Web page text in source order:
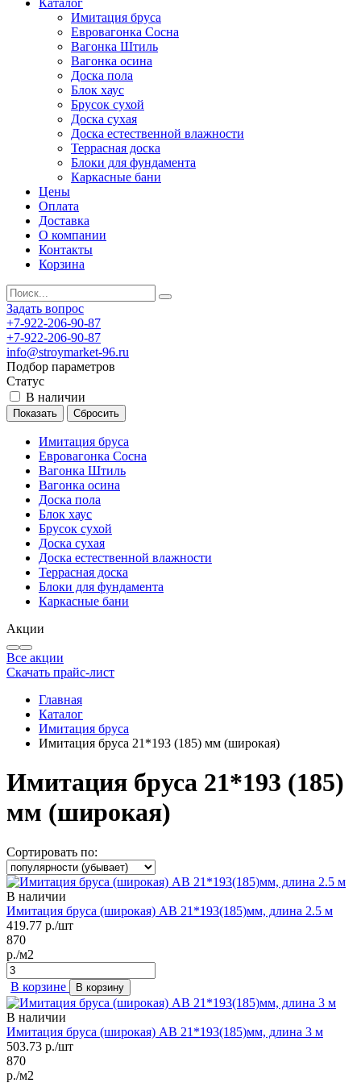
Каталог
Имитация бруса
Евровагонка Сосна
Вагонка Штиль
Вагонка осина
Доска пола
Блок хаус
Брусок сухой
Доска сухая
Доска естественной влажности
Террасная доска
Блоки для фундамента
Каркасные бани
Цены
Оплата
Доставка
О компании
Контакты
Корзина
Задать вопрос
+7-922-206-90-87
+7-922-206-90-87
info@stroymarket-96.ru
Подбор параметров
Статус
В наличии
Имитация бруса
Евровагонка Сосна
Вагонка Штиль
Вагонка осина
Доска пола
Блок хаус
Брусок сухой
Доска сухая
Доска естественной влажности
Террасная доска
Блоки для фундамента
Каркасные бани
Акции
Все акции
Скачать прайс-лист
Главная
Каталог
Имитация бруса
Имитация бруса 21*193 (185) мм (широкая)
Имитация бруса 21*193 (185)
мм (широкая)
Сортировать по:
В наличии
Имитация бруса (широкая) АВ 21*193(185)мм, длина 2.5 м
419.77 р./шт
870
р./м2
В корзине В корзину
В наличии
Имитация бруса (широкая) АВ 21*193(185)мм, длина 3 м
503.73 р./шт
870
р./м2